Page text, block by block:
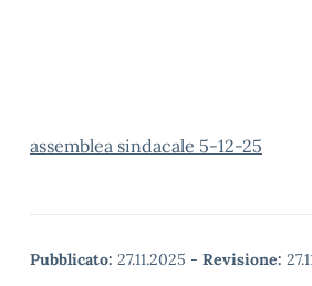
assemblea sindacale 5-12-25
Pubblicato: 27.11.2025 - Revisione: